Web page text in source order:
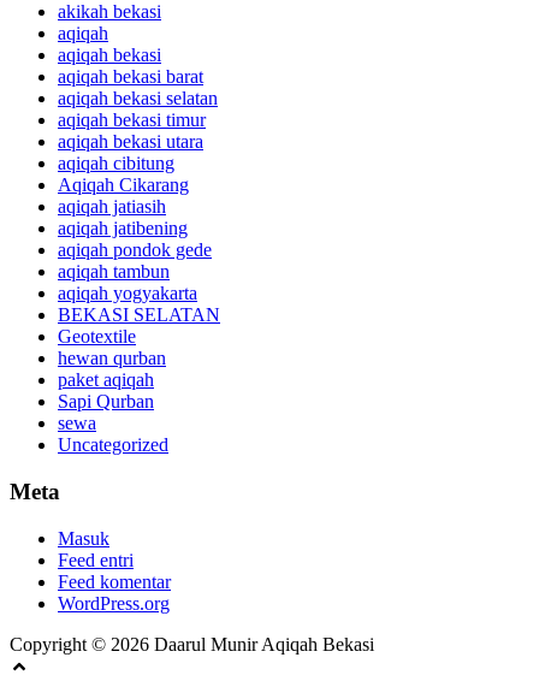
akikah bekasi
aqiqah
aqiqah bekasi
aqiqah bekasi barat
aqiqah bekasi selatan
aqiqah bekasi timur
aqiqah bekasi utara
aqiqah cibitung
Aqiqah Cikarang
aqiqah jatiasih
aqiqah jatibening
aqiqah pondok gede
aqiqah tambun
aqiqah yogyakarta
BEKASI SELATAN
Geotextile
hewan qurban
paket aqiqah
Sapi Qurban
sewa
Uncategorized
Meta
Masuk
Feed entri
Feed komentar
WordPress.org
Copyright © 2026 Daarul Munir Aqiqah Bekasi